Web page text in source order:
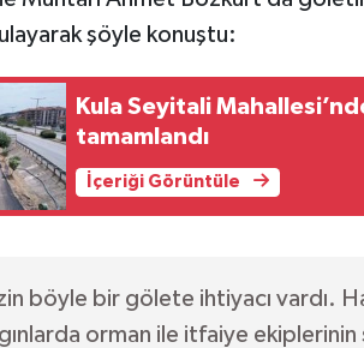
şöyle konuştu:
Kula Seyitali
tamamlandı
İçeriği Görüntüle
böyle bir gölete ihtiyacı vardı.
orman ile itfaiye